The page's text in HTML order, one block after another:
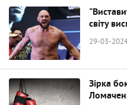
світу
29-03-
Зірка